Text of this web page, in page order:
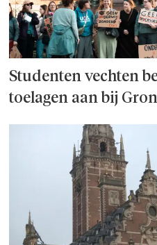
Studenten vechten
toelagen aan bij